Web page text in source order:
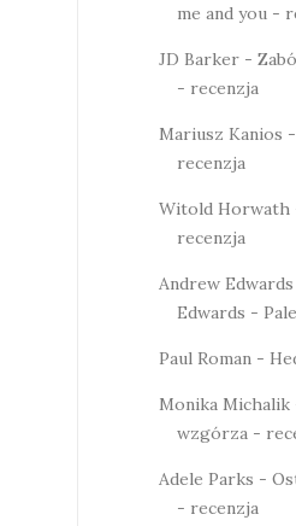
me and you -
JD Barker -
- recenzja
Mariusz Kanios
recenzja
Witold Horwath
recenzja
Andrew Edwards
Edwards -
Paul Roman -
Monika Michalik
wzgórza -
Adele Parks -
- recenzja